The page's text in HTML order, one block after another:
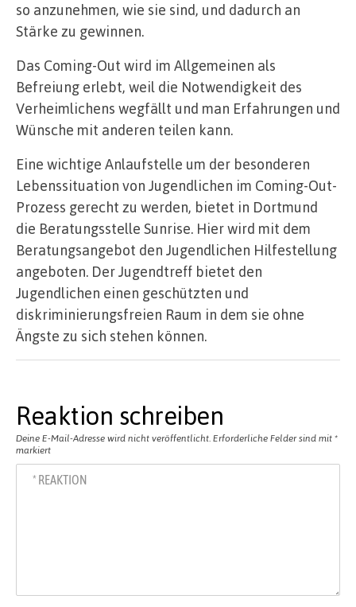
so anzunehmen, wie sie sind, und dadurch an
Stärke zu gewinnen.
Das Coming-Out wird im Allgemeinen als
Befreiung erlebt, weil die Notwendigkeit des
Verheimlichens wegfällt und man Erfahrungen und
Wünsche mit anderen teilen kann.
Eine wichtige Anlaufstelle um der besonderen
Lebenssituation von Jugendlichen im Coming-Out-
Prozess gerecht zu werden, bietet in Dortmund
die Beratungsstelle Sunrise. Hier wird mit dem
Beratungsangebot den Jugendlichen Hilfestellung
angeboten. Der Jugendtreff bietet den
Jugendlichen einen geschützten und
diskriminierungsfreien Raum in dem sie ohne
Ängste zu sich stehen können.
Reaktion schreiben
Deine E-Mail-Adresse wird nicht veröffentlicht. Erforderliche Felder sind mit *
markiert